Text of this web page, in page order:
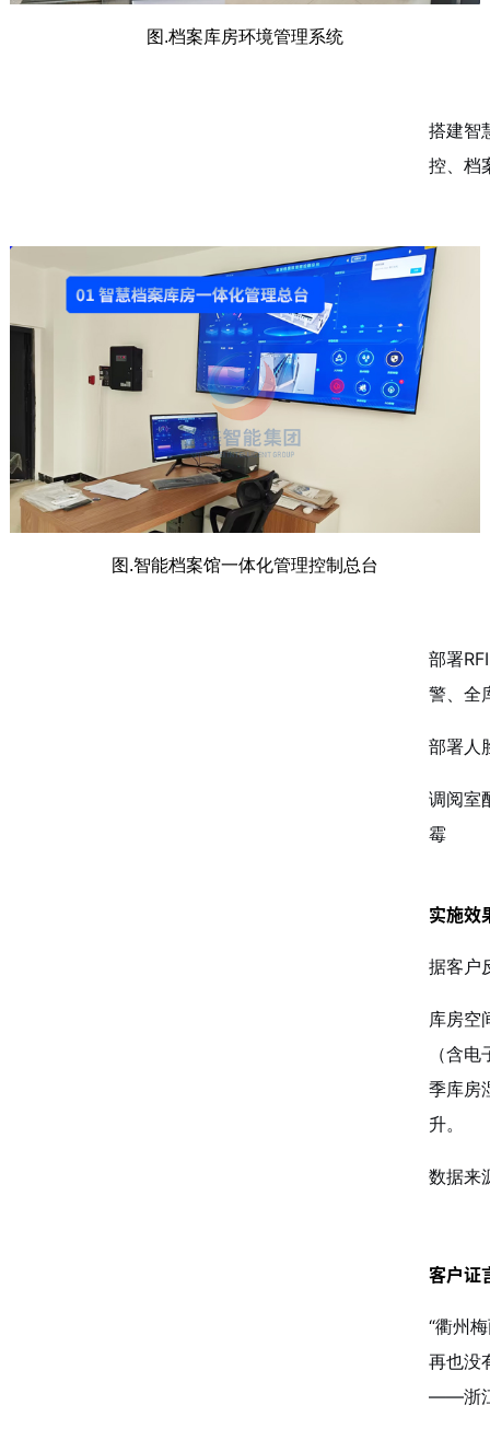
图.档案库房环境管理系统
搭建智
控、档
图.智能档案馆一体化管理控制总台
部署
警、全
部署人
调阅室
霉
实施效
据客户
库房空
（含
季库房
升。
数据来
客户证
“衢州
再也没
——浙江